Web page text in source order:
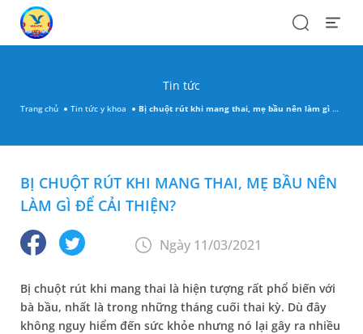
SearchOpen
Tin tức
Trang chủ Tin tức y khoa Bị chuột rút khi mang thai, mẹ bầu nên làm gì để cải thiện?
BỊ CHUỘT RÚT KHI MANG THAI, MẸ BẦU NÊN
LÀM GÌ ĐỂ CẢI THIỆN?
Ngày 11/03/2021
Bị chuột rút khi mang thai là hiện tượng rất phổ biến với
bà bầu, nhất là trong những tháng cuối thai kỳ. Dù đây
không nguy hiểm đến sức khỏe nhưng nó lại gây ra nhiều